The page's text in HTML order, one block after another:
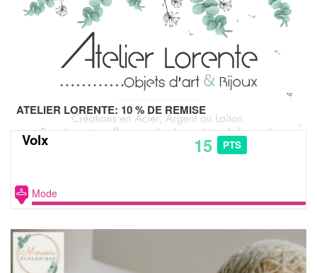
ATELIER LORENTE: 10 % DE REMISE
Volx 15 PTS
Mode